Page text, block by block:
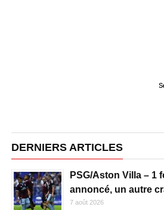
DERNIERS ARTICLES
PSG/Aston Villa – 1
annoncé, un autre
7 août 2026